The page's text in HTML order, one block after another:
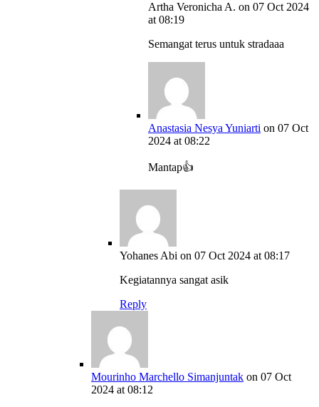
Artha Veronicha A. on 07 Oct 2024
at 08:19
Semangat terus untuk stradaaa
Anastasia Nesya Yuniarti on 07 Oct
2024 at 08:22
Mantap👍
Yohanes Abi on 07 Oct 2024 at 08:17
Kegiatannya sangat asik
Reply
Mourinho Marchello Simanjuntak on 07 Oct
2024 at 08:12